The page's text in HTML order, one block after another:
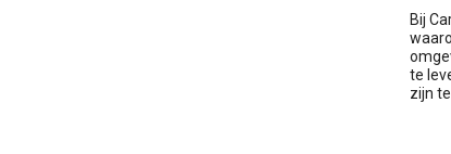
Bij
te
zijn